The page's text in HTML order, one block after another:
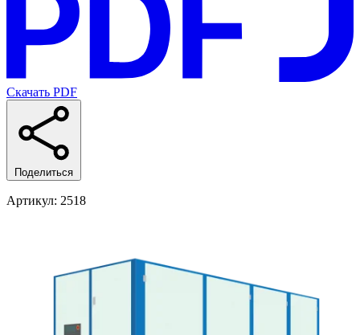
Скачать PDF
Поделиться
Артикул: 2518